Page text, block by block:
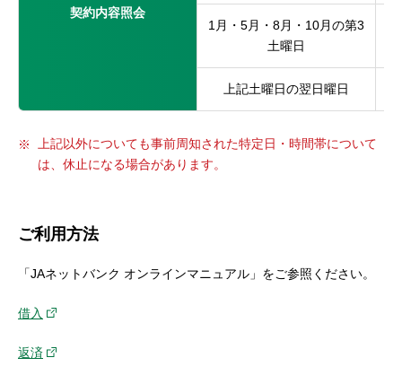
契約内容照会
1月・5月・8月・10月の第3
土曜日
上記土曜日の翌日曜日
上記以外についても事前周知された特定日・時間帯について
は、休止になる場合があります。
ご利用方法
「JAネットバンク オンラインマニュアル」をご参照ください。
借入
返済